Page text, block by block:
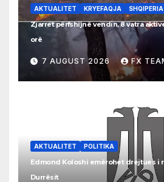
AKTUALITET KRYEFAQJA SHQIPERIA
Zjarret përfshijnë vendin, 8 vatra
orë
7 AUGUST 2026 FX
AKTUALITET POLITIKA
Edmond Koloshi emërohet drejtues i
Durrësit